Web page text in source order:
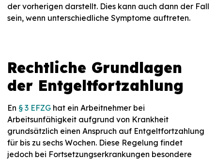
der vorherigen darstellt. Dies kann auch dann der Fall
sein, wenn unterschiedliche Symptome auftreten.
Rechtliche Grundlagen
der Entgeltfortzahlung
En § 3 EFZG hat ein Arbeitnehmer bei
Arbeitsunfähigkeit aufgrund von Krankheit
grundsätzlich einen Anspruch auf Entgeltfortzahlung
für bis zu sechs Wochen. Diese Regelung findet
jedoch bei Fortsetzungserkrankungen besondere